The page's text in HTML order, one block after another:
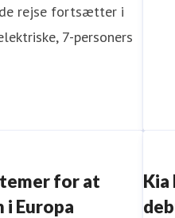
rejse fortsætter i
7-personers
for at
Europa
Kia